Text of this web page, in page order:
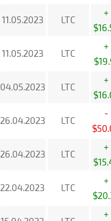
11.05.2023 LTC
+
11.05.2023 LTC
+
04.05.2023 LTC
+
26.04.2023 LTC
-
26.04.2023 LTC
+
22.04.2023 LTC
+
+